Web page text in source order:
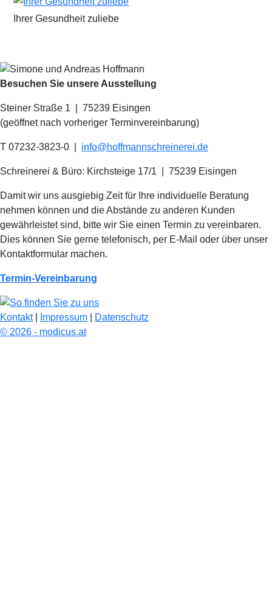
Ihrer Gesundheit zuliebe
Besuchen Sie unsere Ausstellung
Steiner Straße 1 | 75239 Eisingen
(geöffnet nach vorheriger Terminvereinbarung)
T 07232-3823-0 info@hoffmannschreinerei.de
Schreinerei & Büro: Kirchsteige 17/1 75239 Eisingen
Damit wir uns ausgiebig Zeit für Ihre individuelle Beratung
nehmen können und die Abstände zu anderen Kunden
gewährleistet sind, bitte wir Sie einen Termin zu vereinbaren.
Dies können Sie gerne telefonisch, per E-Mail oder über unser
Kontaktformular machen.
Termin-Vereinbarung
Kontakt| Impressum
Datenschutz
© 2026 - modicus.at